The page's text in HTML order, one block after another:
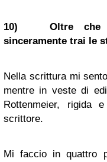
10) Oltre che
sinceramente trai le
Nella scrittura mi
mentre in veste di
Rottenmeier, rigida
scrittore.
Mi faccio in quattro